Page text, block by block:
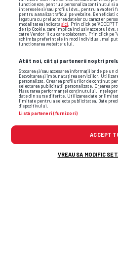
Foto22/50 :
functioneze, pentru a personaliza continutul
interesele si/sau profilul dvs., pentru a va oferi
pentru a analiza traficul pe website. Beneficiati
legatura cu prelucrarea datelor cu caracter
modalitatea indicataaici
. Prin click pe
de tip Cookie, care implica inclusiv acceptul
catre Vendor-ii cu care colaboram. Prin click pe
schimba preferintele in mod individual, mai
functionarea website-ului.
Atât noi, cât și partenerii noștri
Stocarea și/sau accesarea informațiilor de pe
Dezvoltarea și îmbunătățirea serviciilor.
personalizat. Crearea profilurilor de conținut
selectarea publicității personalizate. Crearea
Măsurarea performanței conținutului.
date din surse diferite. Utilizarea datelor
limitate pentru a selecta publicitatea. Date
dispozitivului.
Listă parteneri (furnizori)
ACCEPT
VREAU SA MODIFIC